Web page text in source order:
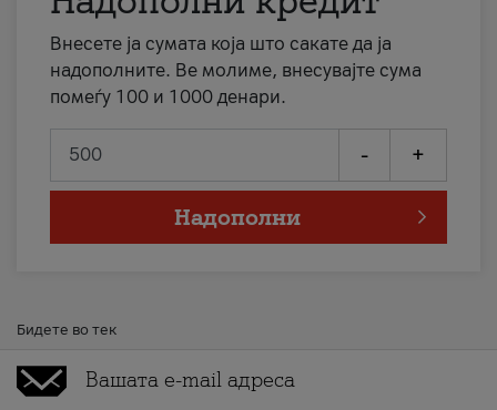
Внесете ја сумата која што сакате да ја
надополните. Ве молиме, внесувајте сума
помеѓу 100 и 1000 денари.
- +
Надополни
Бидете во тек